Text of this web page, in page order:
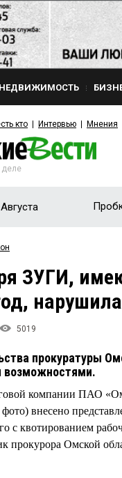
НЕДВИЖИМОСТЬ
кто Интервью Мнения
деле
ЗУГИ,
5019
прокуратуры
возможностями.
компании ПАО
внесено
с квотированием
прокурора Омской